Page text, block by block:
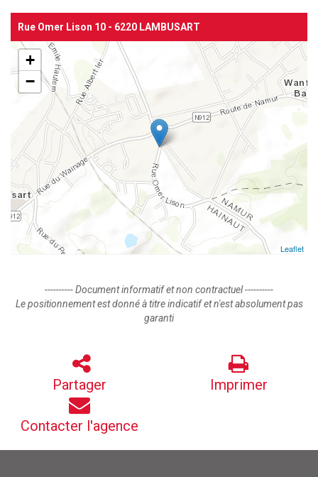
Rue Omer Lison 10 - 6220 LAMBUSART
+
−
Leaflet
---------- Document informatif et non contractuel ----------
Le positionnement est donné à titre indicatif et n'est absolument pas
garanti
Partager Imprimer
Contacter l'agence